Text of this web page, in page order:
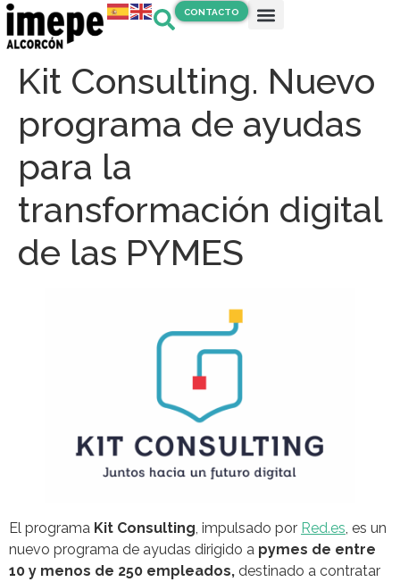
CONTACTO
Kit Consulting. Nuevo
programa de ayudas
para la
transformación digital
de las PYMES
El programa Kit Consulting , impulsado por Red.es , es un
nuevo programa de ayudas dirigido a pymes de entre
10 y menos de 250 empleados, destinado a contratar